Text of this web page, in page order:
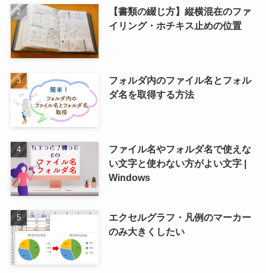
【書類の綴じ方】縦横混在のファ
イリング・ホチキス止めの位置
フォルダ内のファイル名とフォル
ダ名を取得する方法
ファイル名やフォルダ名で使えな
い文字と使わない方がよい文字 |
Windows
エクセルグラフ・凡例のマーカー
のみ大きくしたい